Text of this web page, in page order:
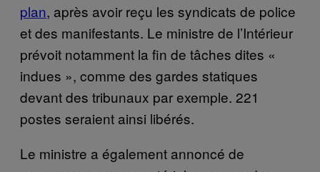
plan, après avoir reçu les syndicats de police
et des manifestants. Le ministre de l’Intérieur
prévoit notamment la fin de tâches dites «
indues », comme des gardes statiques
devant des tribunaux par exemple. 221
postes seraient ainsi libérés.
Le ministre a également annoncé de